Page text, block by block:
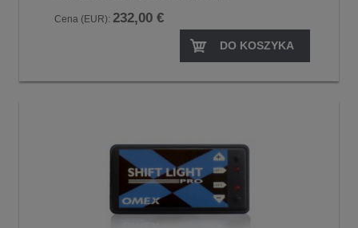
Cena (EUR): 232,00 €
DO KOSZYKA